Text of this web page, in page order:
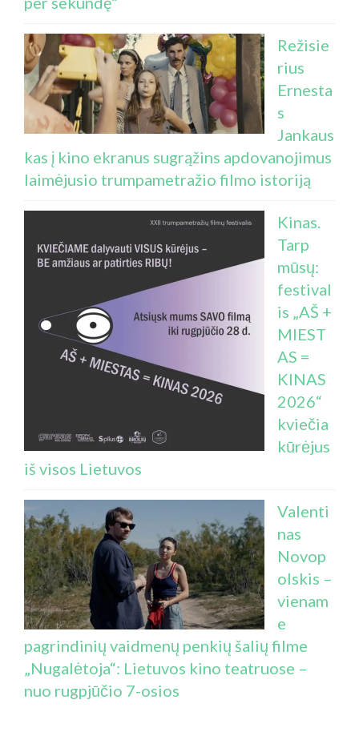
Režisie
rius
Ernesta
s
Jankaus
kas į kino ekranus sugrąžins apdovanojimus
laimėjusio trumpametražio filmo istoriją
Kinas.
Tarp
mūsų:
festival
is „AŠ +
MIEST
AS =
KINAS
2026“
kviečia
kūrėjus
iš visos Lietuvos
Valenti
nas
Novop
olskis –
vienam
e
pagrindinių vaidmenų penkių šalių filme
„Nugalėtoja“: Lietuvos kino teatruose –
nuo rugpjūčio 7-osios